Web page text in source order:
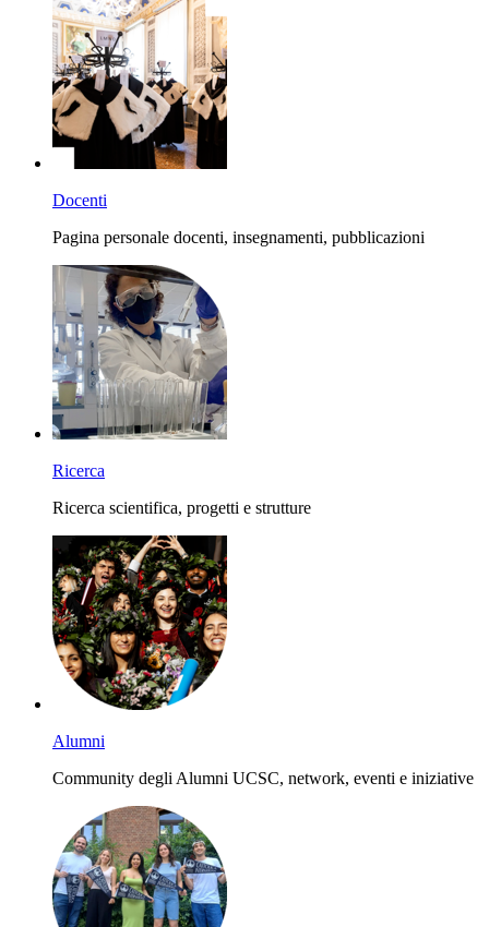
Docenti
Pagina personale docenti, insegnamenti, pubblicazioni
Ricerca
Ricerca scientifica, progetti e strutture
Alumni
Community degli Alumni UCSC, network, eventi e iniziative